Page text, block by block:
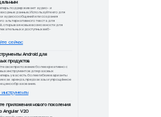
по продажам
Разверните несколько служб агентов с
использованием облачного запуска и
движка, а затем проверьте, как мы
протокол A2A для стандартизации.
Развертывайте более